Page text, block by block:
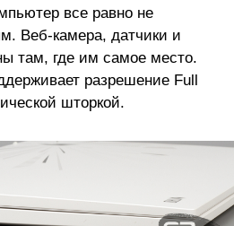
все равно не
Веб-камера, датчики и
там, где им самое место.
разрешение Full
шторкой.